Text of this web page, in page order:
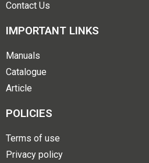
Contact Us
IMPORTANT LINKS
Manuals
Catalogue
Article
POLICIES
Terms of use
Privacy policy